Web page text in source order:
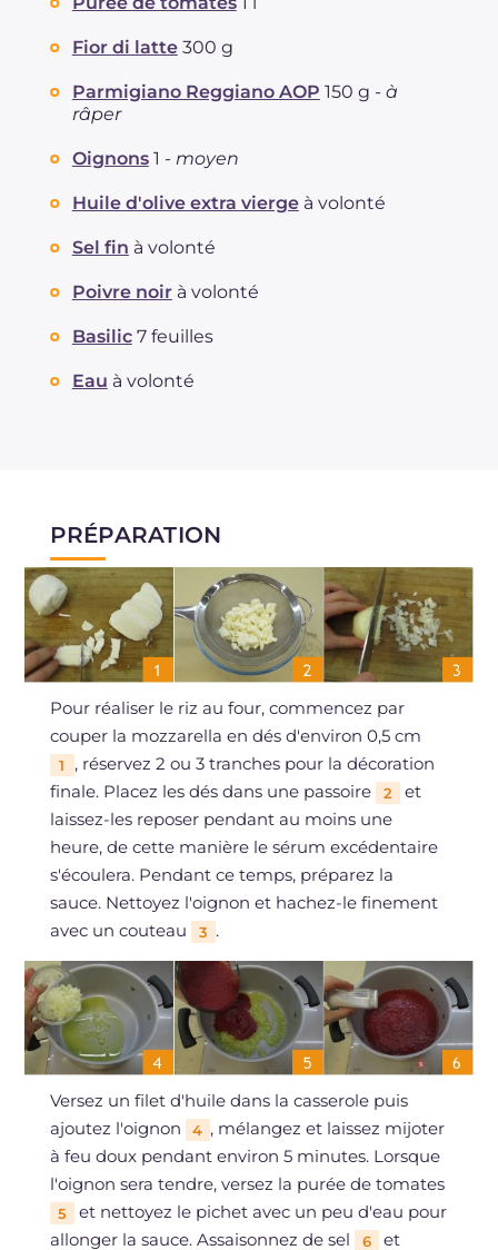
dont acides gras saturés
Fibre g
Cholestérol
Fior di latte 300 g
Parmigiano Reggiano AOP 150 g - à
râper
Oignons 1 - moyen
Huile d'olive extra vierge à volonté
Sel fin à volonté
Poivre noir à volonté
Basilic 7 feuilles
Eau à volonté
PRÉPARATION
Pour réaliser le riz au four, commencez par
couper la mozzarella en dés d'environ 0,5 cm
1
, réservez 2 ou 3 tranches pour la décoration
finale. Placez les dés dans une passoire
2
et
laissez-les reposer pendant au moins une
heure, de cette manière le sérum excédentaire
s'écoulera. Pendant ce temps, préparez la
sauce. Nettoyez l'oignon et hachez-le finement
avec un couteau
3 .
Versez un filet d'huile dans la casserole puis
ajoutez l'oignon
4 , mélangez et laissez mijoter
à feu doux pendant environ 5 minutes. Lorsque
l'oignon sera tendre, versez la purée de tomates
5
et nettoyez le pichet avec un peu d'eau pour
allonger la sauce. Assaisonnez de sel
6 et